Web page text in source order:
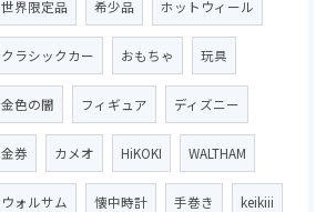
世界限定品 希少品 ホットウィール
クラシックカー おもちゃ 玩具
金色の闇 フィギュア ディズニー
金券 カメオ HiKOKI WALTHAM
ウォルサム 懐中時計 手巻き keikiii